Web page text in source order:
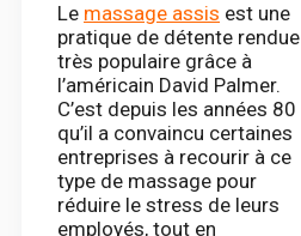
Le massage assis est une
pratique de détente rendue
très populaire grâce à
l’américain David Palmer.
C’est depuis les années 80
qu’il a convaincu certaines
entreprises à recourir à ce
type de massage pour
réduire le stress de leurs
employés, tout en